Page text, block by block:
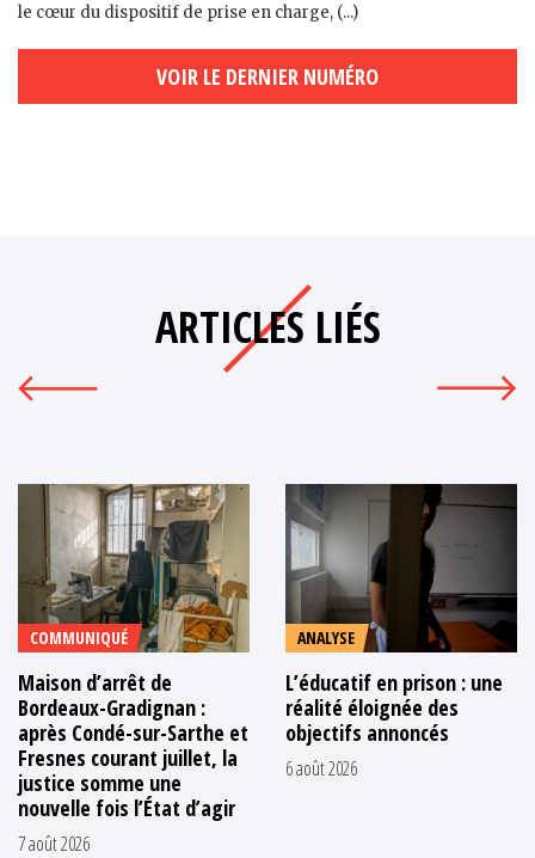
le cœur du dispositif de prise en charge, (...)
VOIR LE DERNIER NUMÉRO
ARTICLES LIÉS
COMMUNIQUÉ
Maison d’arrêt de
Bordeaux-Gradignan :
après Condé-sur-Sarthe et
Fresnes courant juillet, la
justice somme une
nouvelle fois l’État d’agir
7 août 2026
ANALYSE
L’éducatif en prison : une
réalité éloignée des
objectifs annoncés
6 août 2026